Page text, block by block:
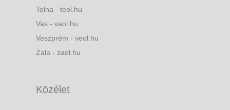
Tolna - teol.hu
Vas - vaol.hu
Veszprém - veol.hu
Zala - zaol.hu
Közélet